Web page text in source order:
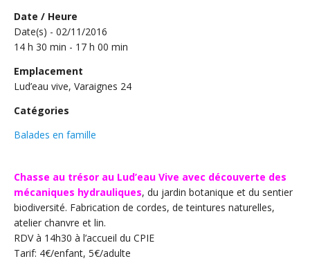
Date / Heure
Date(s) - 02/11/2016
14 h 30 min - 17 h 00 min
Emplacement
Lud’eau vive, Varaignes 24
Catégories
Balades en famille
Chasse au trésor au Lud’eau Vive avec découverte des
mécaniques hydrauliques, du jardin botanique et du sentier
biodiversité. Fabrication de cordes, de teintures naturelles,
atelier chanvre et lin.
RDV à 14h30 à l’accueil du CPIE
Tarif: 4€/enfant, 5€/adulte